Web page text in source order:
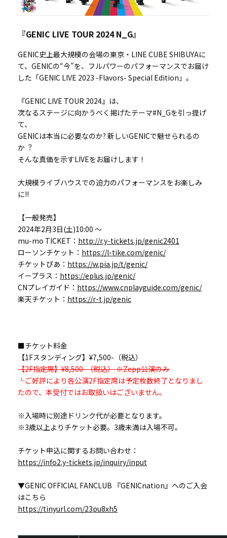
『GENIC LIVE TOUR 2024 N_G』
GENIC史上最大規模の会場の東京・LINE CUBE SHIBUYAに
て、GENICの“今”を、フルパワーのパフォーマンスでお届け
した「GENIC LIVE 2023 -Flavors- Special Edition」。
『GENIC LIVE TOUR 2024』は、
次なるステージに向かうべく掲げたテーマ#N_Gを引っ提げ
て、
GENICは本当に必要なのか? 新しいGENICで魅せられるの
か︖
そんな真価を示すLIVEをお届けします！
大規模ライブハウスでの迫力のパフォーマンスをお楽しみ
に!!
【一般発売】
2024年2月3日(土)10:00 ～
mu-mo TICKET： http://r.y-tickets.jp/genic2401
ローソンチケット： https://l-tike.com/genic/
チケットぴあ： https://w.pia.jp/t/genic/
イープラス： https://eplus.jp/genic/
CNプレイガイド： https://www.cnplayguide.com/genic/
楽天チケット： https://r-t.jp/genic
■チケット料金
【1Fスタンディング】¥7,500-（税込）
【2F指定席】¥8,500-（税込） ※Zepp公演のみ
└ご好評により各公演2F指定席は予定枚数終了となりまし
たので、本受付ではお取扱いはございません。
※入場時に別途ドリンク代が必要となります。
※3歳以上よりチケット必要。3歳未満は入場不可。
チケット申込に関するお問い合わせ：
https://info2.y-tickets.jp/inquiry/input
▼GENIC OFFICIAL FANCLUB 『GENICnation』へのご入会
はこちら
https://tinyurl.com/23pu8xh5